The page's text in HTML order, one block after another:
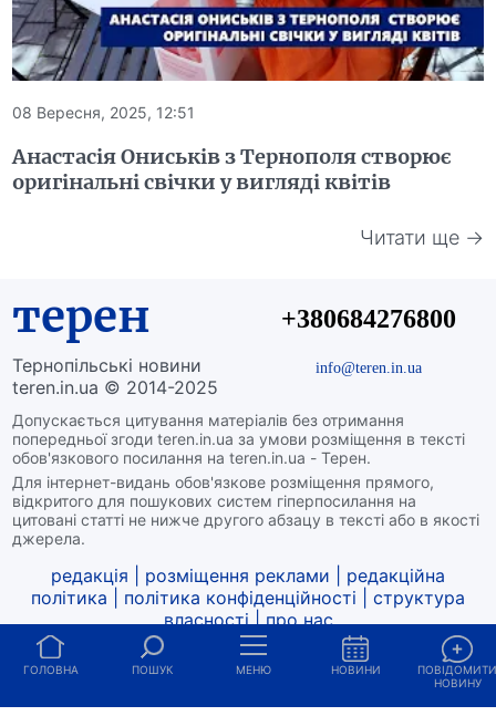
08 Вересня, 2025, 12:51
Анастасія Ониськів з Тернополя створює
оригінальні свічки у вигляді квітів
Читати ще →
терен
Тернопільські новини
teren.in.ua © 2014-2025
Допускається цитування матеріалів без отримання
попередньої згоди teren.in.ua за умови розміщення в тексті
обов'язкового посилання на teren.in.ua - Терен.
Для інтернет-видань обов'язкове розміщення прямого,
відкритого для пошукових систем гіперпосилання на
цитовані статті не нижче другого абзацу в тексті або в якості
джерела.
+380684276800
info@teren.in.ua
редакція розміщення реклами
редакційна
політика
політика конфіденційності
структура
власності|про нас
ГОЛОВНА ПОШУК МЕНЮ НОВИНИ
НОВИНУ